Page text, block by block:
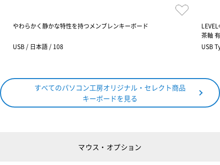
やわらかく静かな特性を持つメンブレンキーボード
USB / 日本語 / 108
茶軸
USB
すべてのパソコン工房オリジナル・セレクト商品
キーボードを見る
マウス・オプション